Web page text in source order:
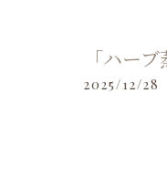
「ハー
2025/12/28